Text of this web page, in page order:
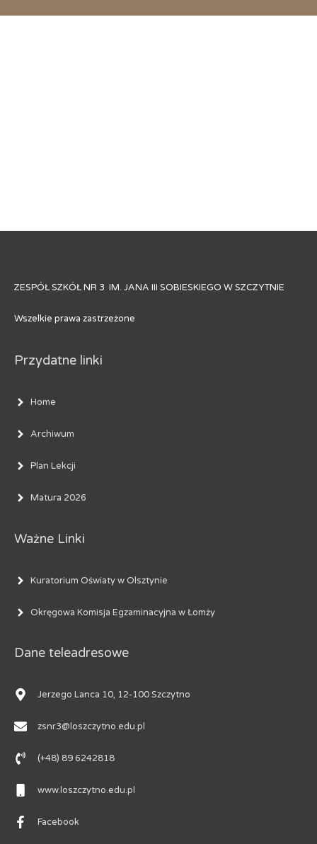
ZESPÓŁ SZKÓŁ NR 3 IM. JANA III SOBIESKIEGO W SZCZYTNIE
Wszelkie prawa zastrzeżone
Przydatne linki
Home
Archiwum
Plan Lekcji
Matura 2026
Ważne Linki
Kuratorium Oświaty w Olsztynie
Okręgowa Komisja Egzaminacyjna w Łomży
Dane teleadresowe
Jerzego Lanca 10, 12-100 Szczytno
zsnr3@loszczytno.edu.pl
(+48) 89 6242818
www.loszczytno.edu.pl
Facebook